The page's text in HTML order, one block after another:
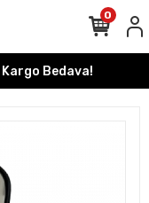
Bedava!
0